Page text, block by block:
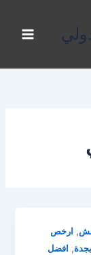
, ارخص
, افضل